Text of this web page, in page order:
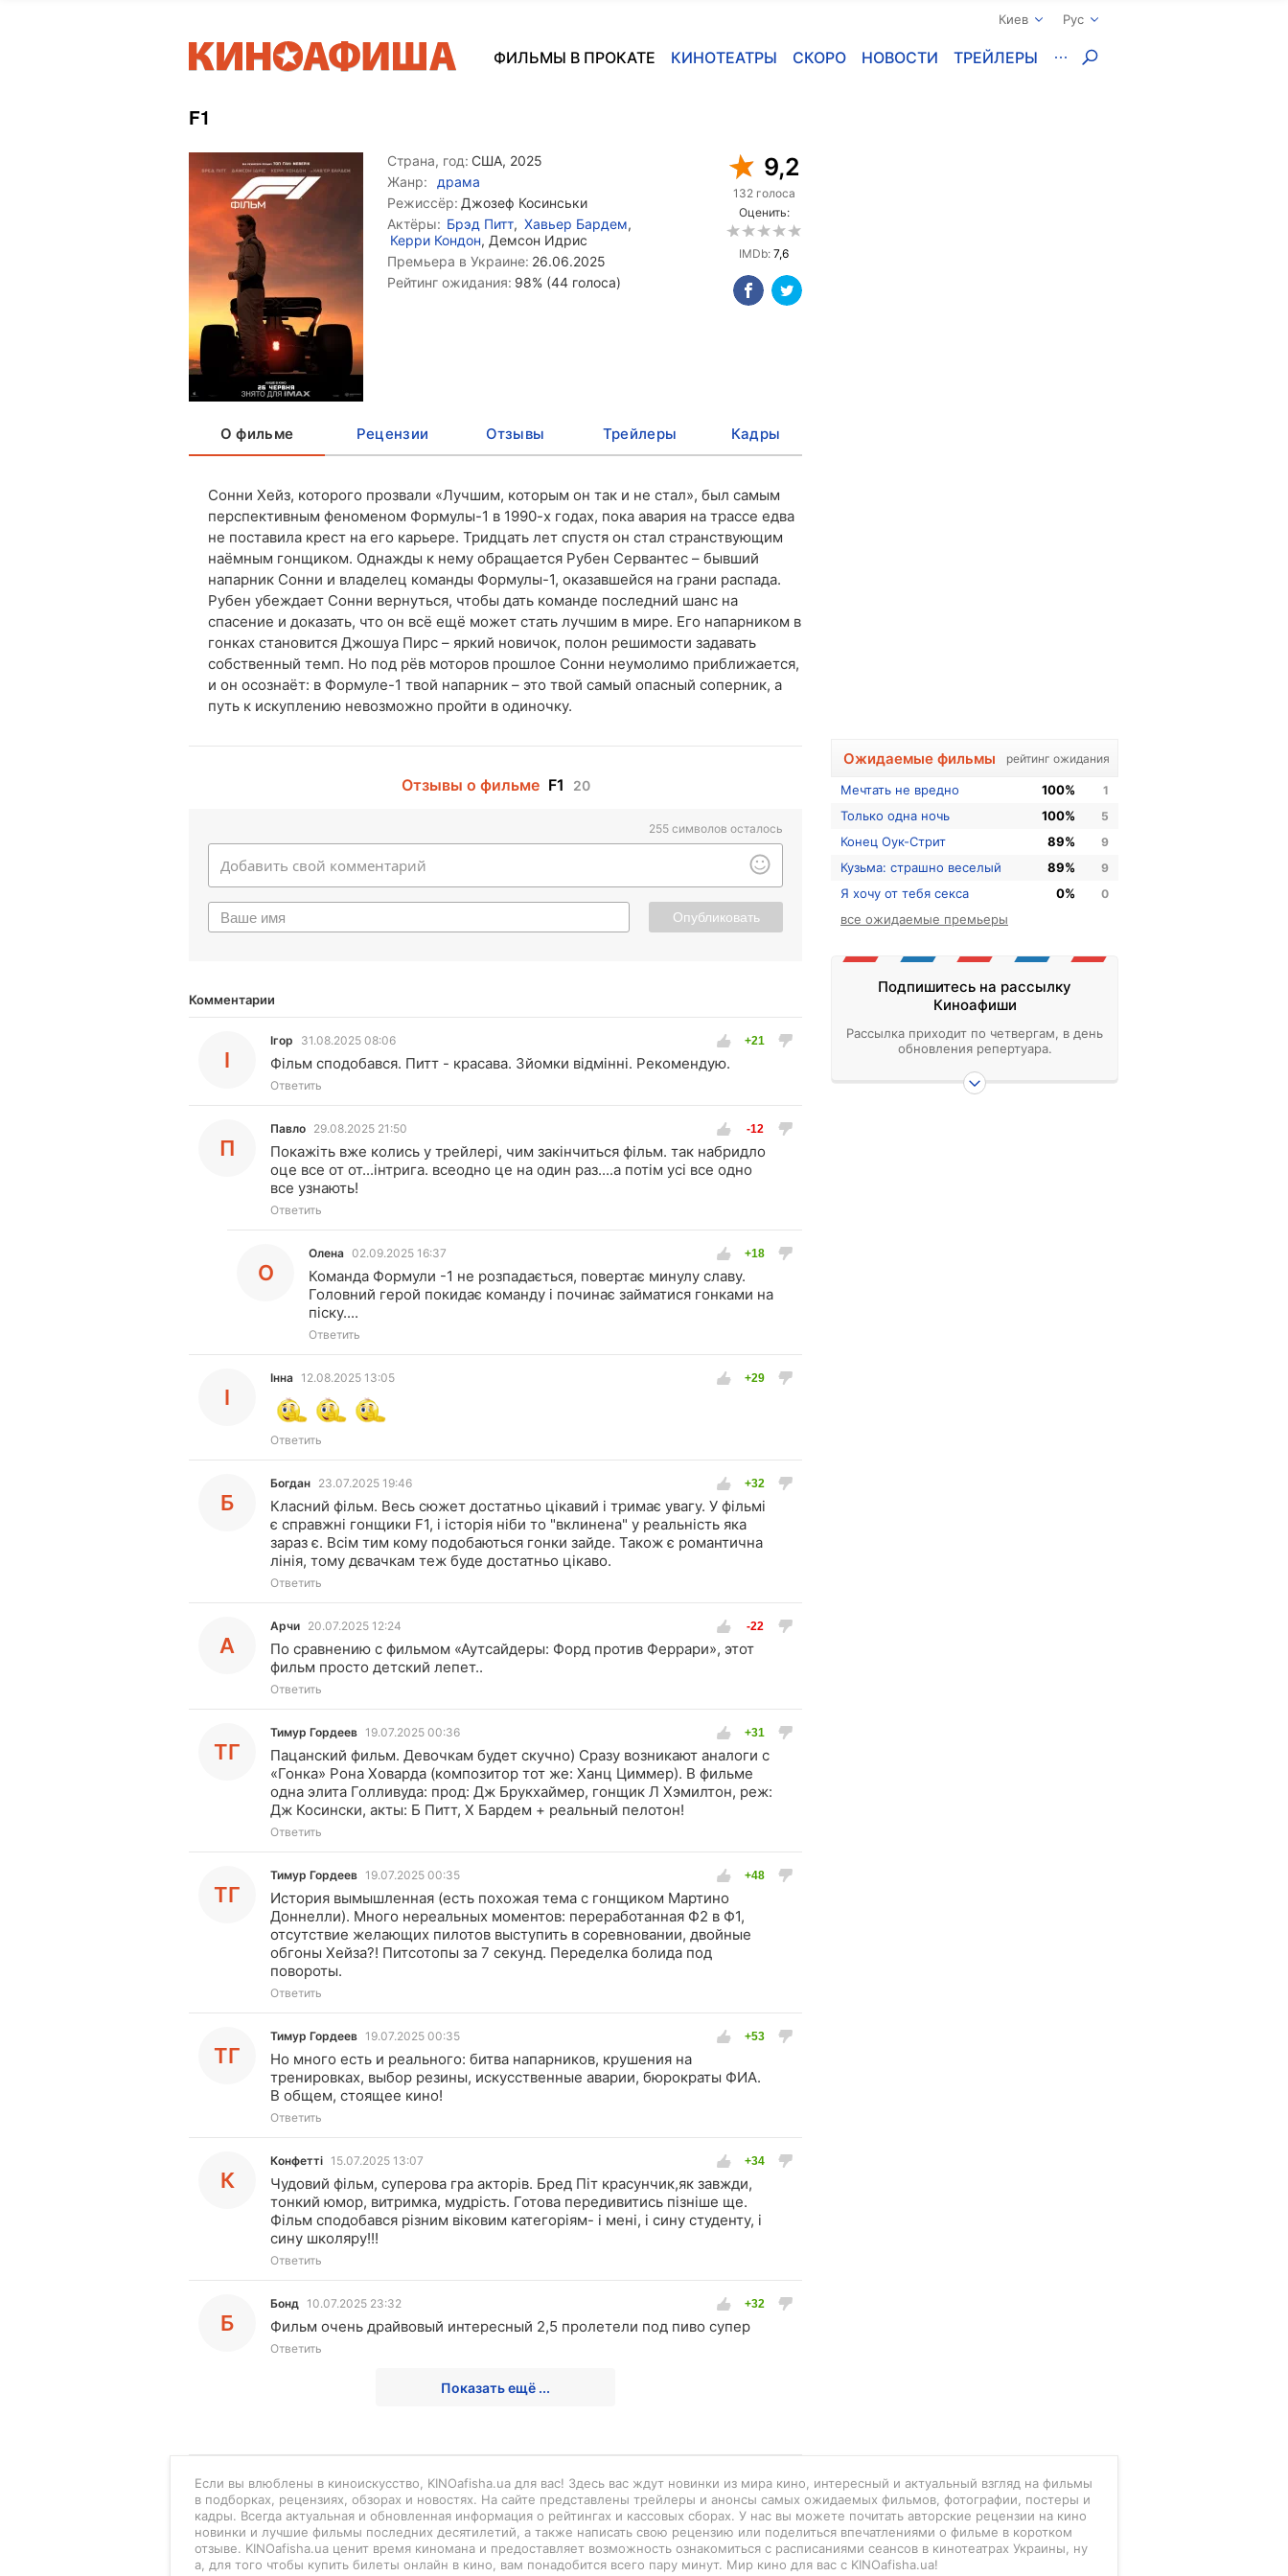
Киев Рус
ФИЛЬМЫ В ПРОКАТЕ КИНОТЕАТРЫ СКОРО НОВОСТИ ТРЕЙЛЕРЫ
F1
Страна, год: США, 2025
Жанр:
драма
Режиссёр: Джозеф Косинськи
Актёры: Брэд Питт, Хавьер Бардем,
Керри Кондон, Демсон Идриc
Премьера в Украине: 26.06.2025
Рейтинг ожидания: 98% (44 голоса)
9,2
132 голоса
Оценить:
IMDb: 7,6
О фильме Рецензии Отзывы Трейлеры Кадры
Сонни Хейз, которого прозвали «Лучшим, которым он так и не стал», был самым
перспективным феноменом Формулы-1 в 1990-х годах, пока авария на трассе едва
не поставила крест на его карьере. Тридцать лет спустя он стал странствующим
наёмным гонщиком. Однажды к нему обращается Рубен Сервантес – бывший
напарник Сонни и владелец команды Формулы-1, оказавшейся на грани распада.
Рубен убеждает Сонни вернуться, чтобы дать команде последний шанс на
спасение и доказать, что он всё ещё может стать лучшим в мире. Его напарником в
гонках становится Джошуа Пирс – яркий новичок, полон решимости задавать
собственный темп. Но под рёв моторов прошлое Сонни неумолимо приближается,
и он осознаёт: в Формуле-1 твой напарник – это твой самый опасный соперник, а
путь к искуплению невозможно пройти в одиночку.
Отзывы о фильме F1 20
255 символов осталось
Опубликовать
Комментарии
І
Ігор 31.08.2025 08:06
Фільм сподобався. Питт - красава. Зйомки відмінні. Рекомендую.
Ответить
П
Павло 29.08.2025 21:50
Покажіть вже колись у трейлері, чим закінчиться фільм. так набридло
оце все от от...інтрига. всеодно це на один раз....а потім усі все одно
все узнають!
Ответить
О
Олена 02.09.2025 16:37
Команда Формули -1 не розпадається, повертає минулу славу.
Головний герой покидає команду і починає займатися гонками на
піску....
Ответить
І
Інна 12.08.2025 13:05
Ответить
Б
Богдан 23.07.2025 19:46
Класний фільм. Весь сюжет достатньо цікавий і тримає увагу. У фільмі
є справжні гонщики F1, і історія ніби то "вклинена" у реальність яка
зараз є. Всім тим кому подобаються гонки зайде. Також є романтична
лінія, тому дєвачкам теж буде достатньо цікаво.
Ответить
А
Арчи 20.07.2025 12:24
По сравнению с фильмом «Аутсайдеры: Форд против Феррари», этот
фильм просто детский лепет..
Ответить
ТГ
Тимур Гордеев 19.07.2025 00:36
Пацанский фильм. Девочкам будет скучно) Сразу возникают аналоги с
«Гонка» Рона Ховарда (композитор тот же: Ханц Циммер). В фильме
одна элита Голливуда: прод: Дж Брукхаймер, гонщик Л Хэмилтон, реж:
Дж Косински, акты: Б Питт, Х Бардем + реальный пелотон!
Ответить
ТГ
Тимур Гордеев 19.07.2025 00:35
История вымышленная (есть похожая тема с гонщиком Мартино
Доннелли). Много нереальных моментов: переработанная Ф2 в Ф1,
отсутствие желающих пилотов выступить в соревновании, двойные
обгоны Хейза?! Питсотопы за 7 секунд. Переделка болида под
повороты.
Ответить
ТГ
Тимур Гордеев 19.07.2025 00:35
Но много есть и реального: битва напарников, крушения на
тренировках, выбор резины, искусственные аварии, бюрократы ФИА.
В общем, стоящее кино!
Ответить
К
Конфетті 15.07.2025 13:07
Чудовий фільм, суперова гра акторів. Бред Піт красунчик,як завжди,
тонкий юмор, витримка, мудрість. Готова передивитись пізніше ще.
Фільм сподобався різним віковим категоріям- і мені, і сину студенту, і
сину школяру!!!
Ответить
Б
Бонд 10.07.2025 23:32
Фильм очень драйвовый интересный 2,5 пролетели под пиво супер
Ответить
Показать ещё ...
Ожидаемые фильмы рейтинг ожидания
Мечтать не вредно 100% 1
Только одна ночь 100% 5
Конец Оук-Стрит 89% 9
Кузьма: страшно веселый 89% 9
Я хочу от тебя секса 0% 0
все ожидаемые премьеры
Подпишитесь на рассылку
Киноафиши
Рассылка приходит по четвергам, в день
обновления репертуара.
Если вы влюблены в киноискусство, KINOafisha.ua для вас! Здесь вас ждут новинки из мира кино, интересный и актуальный взгляд на фильмы
в подборках, рецензиях, обзорах и новостях. На сайте представлены трейлеры и анонсы самых ожидаемых фильмов, фотографии, постеры и
кадры. Всегда актуальная и обновленная информация о рейтингах и кассовых сборах. У нас вы можете почитать авторские рецензии на кино
новинки и лучшие фильмы последних десятилетий, а также написать свою рецензию или поделиться впечатлениями о фильме в коротком
отзыве. KINOafisha.ua ценит время киномана и предоставляет возможность ознакомиться с расписаниями сеансов в кинотеатрах Украины, ну
а, для того чтобы купить билеты онлайн в кино, вам понадобится всего пару минут. Мир кино для вас с KINOafisha.ua!